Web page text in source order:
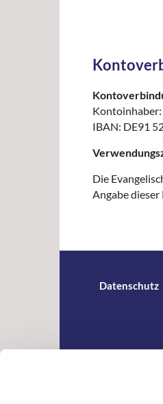
IBAN: DE91
Die
Angabe
Datenschutz